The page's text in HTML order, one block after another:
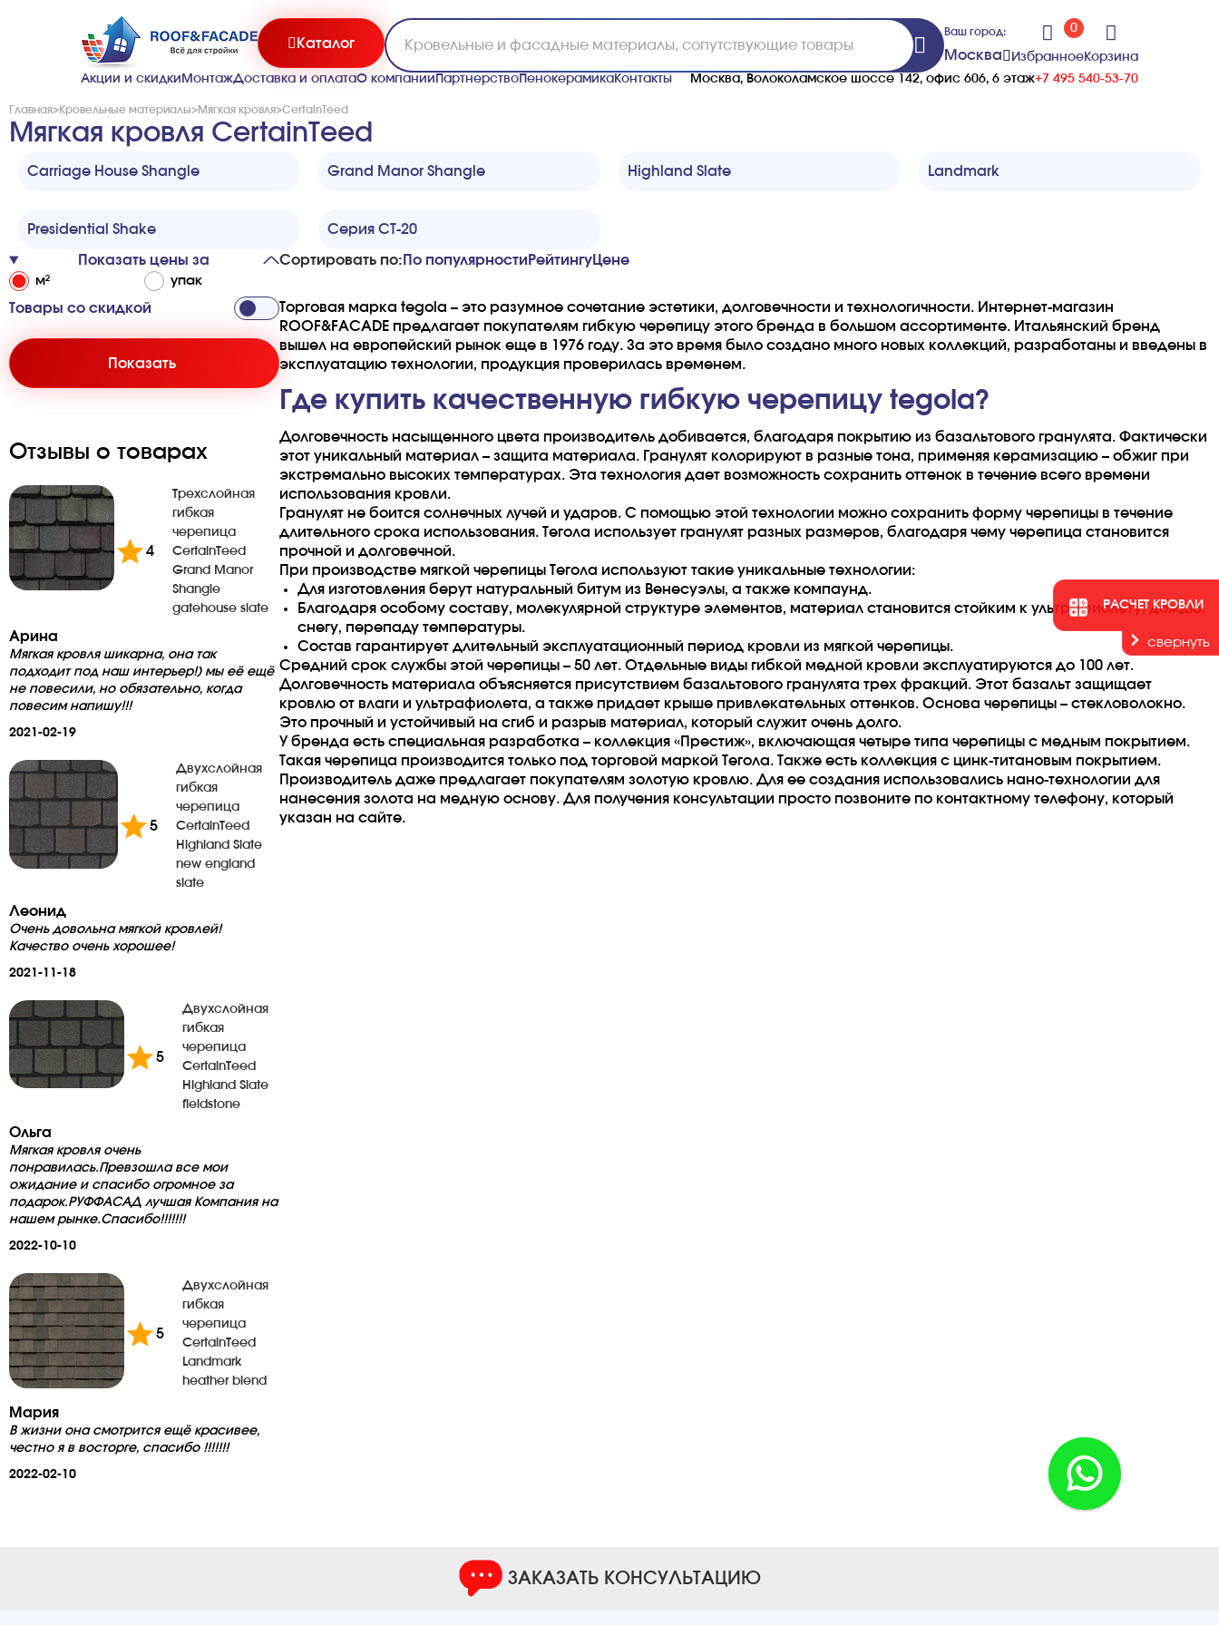
РАСЧЕТ КРОВЛИ
свернуть
Каталог
Ваш город:
Москва
0
ИзбранноеКорзина
Акции и скидки МонтажДоставка и оплатаО компании ПартнерствоПенокерамикаКонтакты Москва, Волоколамское шоссе 142, офис 606, 6 этаж+7 495 540-53-70
Главная>Кровельные материалы>Мягкая кровля>CertainTeed
Мягкая кровля CertainTeed
Carriage House Shangle Grand Manor Shangle Highland Slate Landmark
Presidential Shake Серия CT-20
Показать цены за
м² упак
Товары со скидкой
Показать
Отзывы о товарах
Трехслойная
гибкая
черепица
CertainTeed
Grand Manor
Shangle
gatehouse slate
4
Арина
Мягкая кровля шикарна, она так
подходит под наш интерьер!) мы её ещё
не повесили, но обязательно, когда
повесим напишу!!!
2021-02-19
Двухслойная
гибкая
черепица
CertainTeed
Highland Slate
new england
slate
5
Леонид
Очень довольна мягкой кровлей!
Качество очень хорошее!
2021-11-18
Двухслойная
гибкая
черепица
CertainTeed
Highland Slate
fieldstone
5
Ольга
Мягкая кровля очень
понравилась.Превзошла все мои
ожидание и спасибо огромное за
подарок.РУФФАСАД лучшая Компания на
нашем рынке.Спасибо!!!!!!!
2022-10-10
Двухслойная
гибкая
черепица
CertainTeed
Landmark
heather blend
5
Мария
В жизни она смотрится ещё красивее,
честно я в восторге, спасибо !!!!!!!
2022-02-10
Сортировать по: По популярности РейтингуЦенe
Торговая марка tegola – это разумное сочетание эстетики, долговечности и технологичности. Интернет-магазин
ROOF&FACADE предлагает покупателям гибкую черепицу этого бренда в большом ассортименте. Итальянский бренд
вышел на европейский рынок еще в 1976 году. За это время было создано много новых коллекций, разработаны и введены в
эксплуатацию технологии, продукция проверилась временем.
Где купить качественную гибкую черепицу tegola?
Долговечность насыщенного цвета производитель добивается, благодаря покрытию из базальтового гранулята. Фактически
этот уникальный материал – защита материала. Гранулят колорируют в разные тона, применяя керамизацию – обжиг при
экстремально высоких температурах. Эта технология дает возможность сохранить оттенок в течение всего времени
использования кровли.
Гранулят не боится солнечных лучей и ударов. С помощью этой технологии можно сохранить форму черепицы в течение
длительного срока использования. Тегола использует гранулят разных размеров, благодаря чему черепица становится
прочной и долговечной.
При производстве мягкой черепицы Тегола используют такие уникальные технологии:
Для изготовления берут натуральный битум из Венесуэлы, а также компаунд.
Благодаря особому составу, молекулярной структуре элементов, материал становится стойким к ультрафиолету, дождю,
снегу, перепаду температуры.
Состав гарантирует длительный эксплуатационный период кровли из мягкой черепицы.
Средний срок службы этой черепицы – 50 лет. Отдельные виды гибкой медной кровли эксплуатируются до 100 лет.
Долговечность материала объясняется присутствием базальтового гранулята трех фракций. Этот базальт защищает
кровлю от влаги и ультрафиолета, а также придает крыше привлекательных оттенков. Основа черепицы – стекловолокно.
Это прочный и устойчивый на сгиб и разрыв материал, который служит очень долго.
У бренда есть специальная разработка – коллекция «Престиж», включающая четыре типа черепицы с медным покрытием.
Такая черепица производится только под торговой маркой Тегола. Также есть коллекция с цинк-титановым покрытием.
Производитель даже предлагает покупателям золотую кровлю. Для ее создания использовались нано-технологии для
нанесения золота на медную основу. Для получения консультации просто позвоните по контактному телефону, который
указан на сайте.
ЗАКАЗАТЬ КОНСУЛЬТАЦИЮ